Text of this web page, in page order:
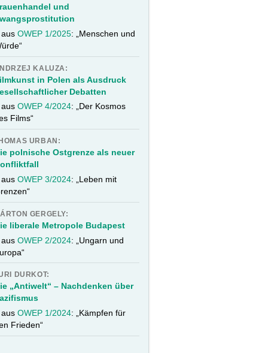
und
OWEP 1/2025: „Menschen und
KALUZA:
in Polen als Ausdruck
Debatten
OWEP 4/2024: „Der Kosmos
Films“
URBAN:
polnische Ostgrenze als neuer
OWEP 3/2024: „Leben mit
GERGELY:
liberale Metropole Budapest
OWEP 2/2024: „Ungarn und
DURKOT:
„Antiwelt“ – Nachdenken über
OWEP 1/2024: „Kämpfen für
Frieden“